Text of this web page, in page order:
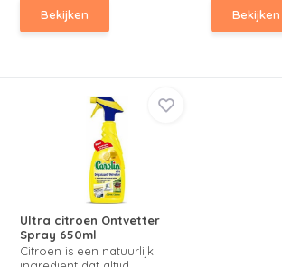
Bekijken Bekijken
Ultra citroen Ontvetter
Spray 650ml
Citroen is een natuurlijk